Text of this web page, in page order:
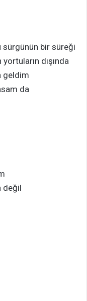
sürgünün bir süreği
dışında
geldim
da
değil